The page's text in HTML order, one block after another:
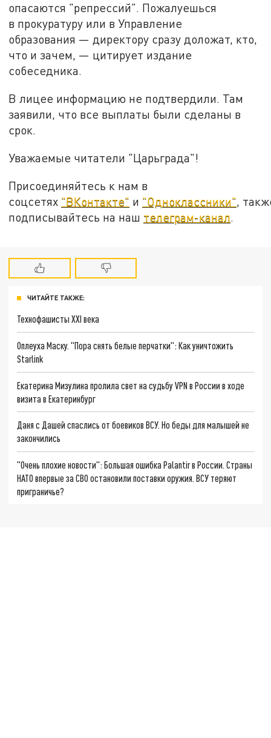
опасаются "репрессий". Пожалуешься
в прокуратуру или в Управление
образования — директору сразу доложат, кто,
что и зачем, — цитирует издание
собеседника.
В лицее информацию не подтвердили. Там
заявили, что все выплаты были сделаны в
срок.
Уважаемые читатели "Царьграда"!
Присоединяйтесь к нам в
соцсетях "ВКонтакте" и "Одноклассники" ,
подписывайтесь на наш телеграм-канал
ЧИТАЙТЕ ТАКЖЕ:
Технофашисты XXI века
Оплеуха Маску. "Пора снять белые перчатки": Как уничтожить
Starlink
Екатерина Мизулина пролила свет на судьбу VPN в России в ходе
визита в Екатеринбург
Даня с Дашей спаслись от боевиков ВСУ. Но беды для малышей не
закончились
"Очень плохие новости": Большая ошибка Palantir в России. Страны
НАТО впервые за СВО остановили поставки оружия. ВСУ теряют
приграничье?